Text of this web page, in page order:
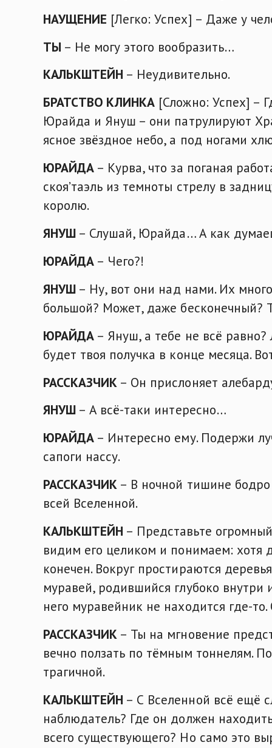
НАУЩЕНИЕ [Легко: Успех] – Даже у
ТЫ – Не могу этого вообразить…
КАЛЬКШТЕЙН – Неудивительно.
БРАТСТВО КЛИНКА [Сложно: Успех] –
Юрайда и Януш – они патрулируют
ясное звёздное небо, а под ногами
ЮРАЙДА – Курва, что за поганая
скоя’таэль из темноты стрелу в
королю.
ЯНУШ – Слушай, Юрайда… А как
ЮРАЙДА – Чего?!
ЯНУШ – Ну, вот они над нами. Их
большой? Может, даже бесконечный?
ЮРАЙДА – Януш, а тебе не всё
будет твоя получка в конце месяца.
РАССКАЗЧИК – Он прислоняет
ЯНУШ – А всё-таки интересно…
ЮРАЙДА – Интересно ему. Подержи
сапоги нассу.
РАССКАЗЧИК – В ночной тишине бодро
всей Вселенной.
КАЛЬКШТЕЙН – Представьте
видим его целиком и понимаем: хотя
конечен. Вокруг простираются
муравей, родившийся глубоко
него муравейник не находится где-
РАССКАЗЧИК – Ты на мгновение
вечно ползать по тёмным тоннелям.
трагичной.
КАЛЬКШТЕЙН – С Вселенной всё ещё
наблюдатель? Где он должен
всего существующего? Но само это